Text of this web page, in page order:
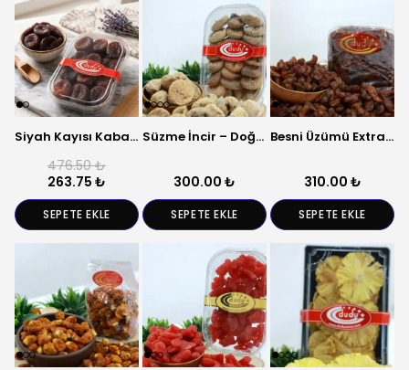
Siyah Kayısı Kabaşi – Doğal Kuru Kayısı
476.50 ₺
263.75 ₺
SEPETE EKLE
Süzme İncir – Doğal Kurutulmuş Meyve
300.00 ₺
SEPETE EKLE
Besni Üzümü Extra – Doğal Kuru Meyve
310.00 ₺
SEPETE EKLE